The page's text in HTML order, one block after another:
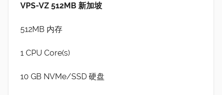
VPS-VZ 512MB 新加坡
512MB 内存
1 CPU Core(s)
10 GB NVMe/SSD 硬盘